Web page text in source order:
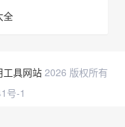
全
工具网站 2026 版权所有
号-1